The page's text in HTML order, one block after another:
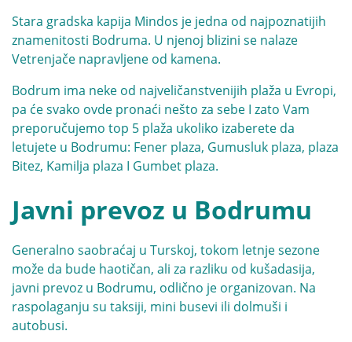
Stara gradska kapija Mindos je jedna od najpoznatijih
znamenitosti Bodruma. U njenoj blizini se nalaze
Vetrenjače napravljene od kamena.
Bodrum ima neke od najveličanstvenijih plaža u Evropi,
pa će svako ovde pronaći nešto za sebe I zato Vam
preporučujemo top 5 plaža ukoliko izaberete da
letujete u Bodrumu: Fener plaza, Gumusluk plaza, plaza
Bitez, Kamilja plaza I Gumbet plaza.
Javni prevoz u Bodrumu
Generalno saobraćaj u Turskoj, tokom letnje sezone
može da bude haotičan, ali za razliku od kušadasija,
javni prevoz u Bodrumu, odlično je organizovan. Na
raspolaganju su taksiji, mini busevi ili dolmuši i
autobusi.